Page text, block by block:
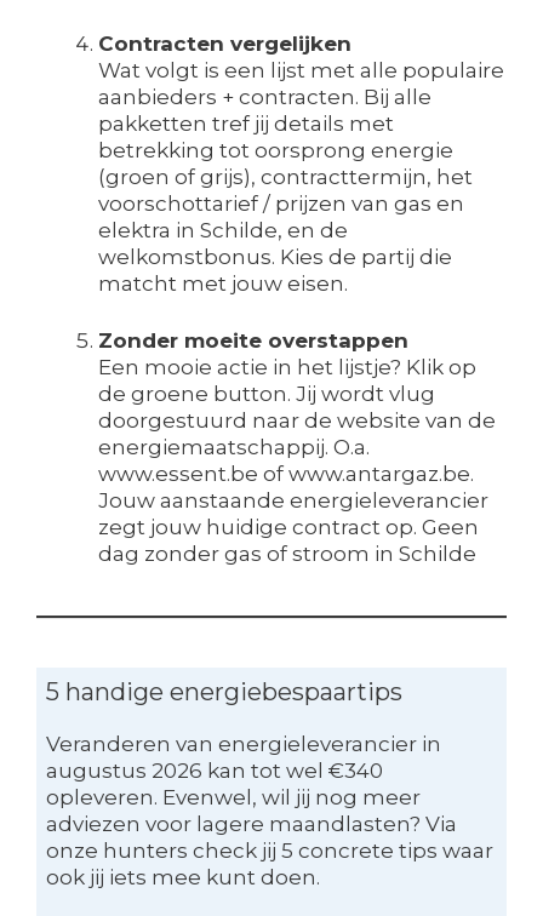
Contracten vergelijken
Wat volgt is een lijst met alle populaire
aanbieders + contracten. Bij alle
pakketten tref jij details met
betrekking tot oorsprong energie
(groen of grijs), contracttermijn, het
voorschottarief / prijzen van gas en
elektra in Schilde, en de
welkomstbonus. Kies de partij die
matcht met jouw eisen.
Zonder moeite overstappen
Een mooie actie in het lijstje? Klik op
de groene button. Jij wordt vlug
doorgestuurd naar de website van de
energiemaatschappij. O.a.
www.essent.be of www.antargaz.be.
Jouw aanstaande energieleverancier
zegt jouw huidige contract op. Geen
dag zonder gas of stroom in Schilde
5 handige energiebespaartips
Veranderen van energieleverancier in
augustus 2026 kan tot wel €340
opleveren. Evenwel, wil jij nog meer
adviezen voor lagere maandlasten? Via
onze hunters check jij 5 concrete tips waar
ook jij iets mee kunt doen.